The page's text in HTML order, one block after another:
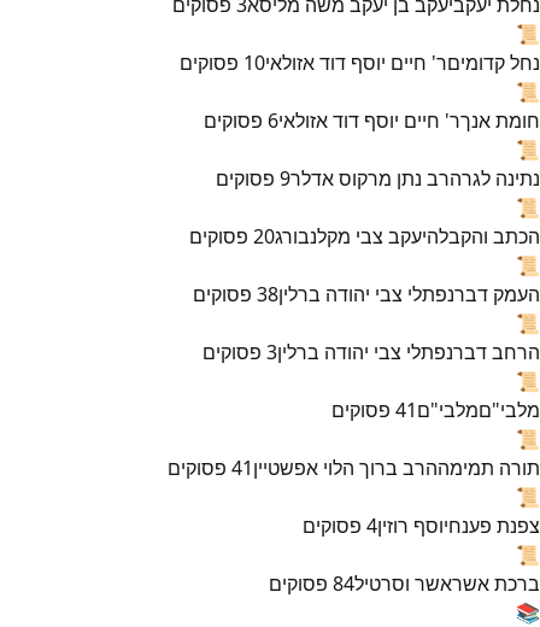
📜
נחל קדומיםר' חיים יוסף דוד אזולאי10 פסוקים
📜
חומת אנךר' חיים יוסף דוד אזולאי6 פסוקים
📜
נתינה לגרהרב נתן מרקוס אדלר9 פסוקים
📜
הכתב והקבלהיעקב צבי מקלנבורג20 פסוקים
📜
העמק דברנפתלי צבי יהודה ברלין38 פסוקים
📜
הרחב דברנפתלי צבי יהודה ברלין3 פסוקים
📜
מלבי"םמלבי"ם41 פסוקים
📜
תורה תמימההרב ברוך הלוי אפשטיין41 פסוקים
📜
צפנת פענחיוסף רוזין4 פסוקים
📜
ברכת אשראשר וסרטיל84 פסוקים
📚